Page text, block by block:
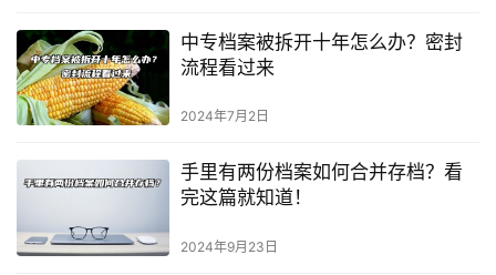
中专档案被拆开十年怎么办？密封
流程看过来
2024年7月2日
手里有两份档案如何合并存档？看
完这篇就知道！
2024年9月23日